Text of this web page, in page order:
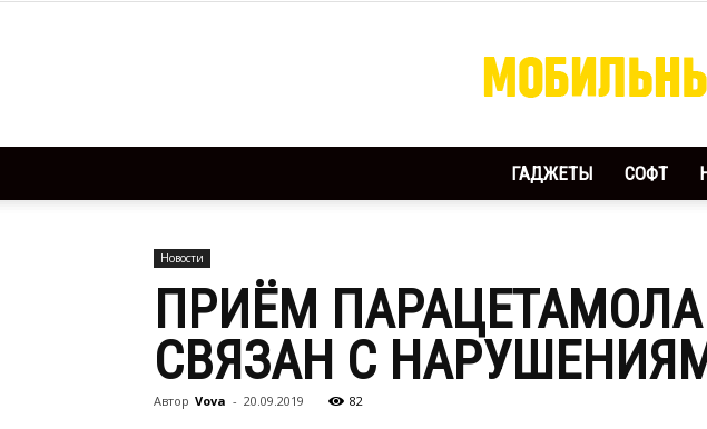
ГАДЖЕТЫ СОФТ
Новости
ПРИЁМ
СВЯЗАН С
Автор Vova - 20.09.2019 82